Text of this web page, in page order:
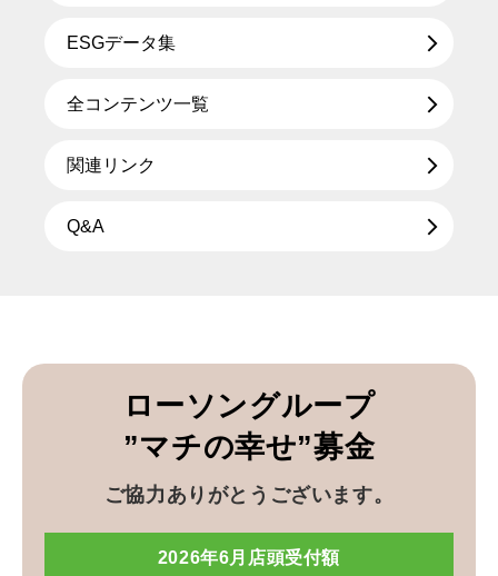
ESGデータ集
全コンテンツ一覧
関連リンク
Q&A
ローソングループ
”マチの幸せ”募金
ご協力ありがとうございます。
2026年6月店頭受付額